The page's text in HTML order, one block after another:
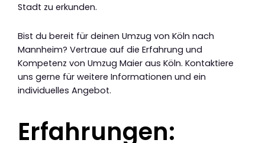
Stadt zu erkunden.
Bist du bereit für deinen Umzug von Köln nach
Mannheim? Vertraue auf die Erfahrung und
Kompetenz von Umzug Maier aus Köln. Kontaktiere
uns gerne für weitere Informationen und ein
individuelles Angebot.
Erfahrungen: